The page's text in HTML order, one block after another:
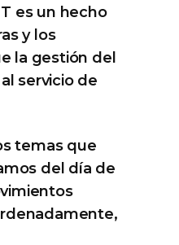
es un hecho
y los
la gestión del
servicio de
temas que
del día de